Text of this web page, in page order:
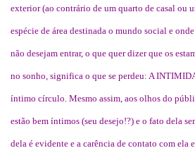
exterior (ao contrário de um quarto de casal ou
espécie de área destinada o mundo social e
não desejam entrar, o que quer dizer que os
no sonho, significa o que se perdeu: A
íntimo círculo. Mesmo assim, aos olhos do
estão bem íntimos (seu desejo!?) e o fato dela
dela é evidente e a carência de contato com ela